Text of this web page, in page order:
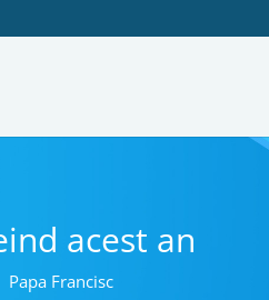
acest an
Papa Francisc